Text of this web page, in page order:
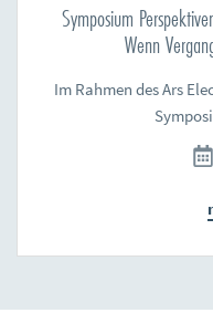
Symposium
Wenn
Im Rahmen des Ars